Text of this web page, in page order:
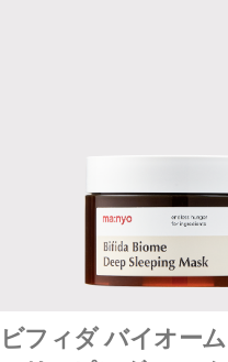
ビフィダ バイオーム